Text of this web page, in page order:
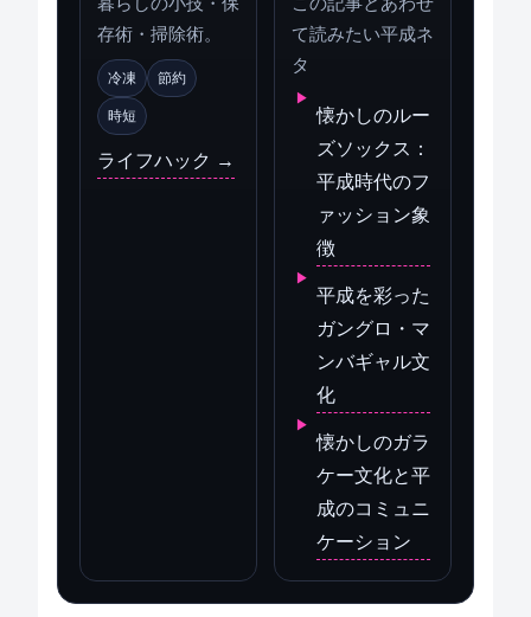
存術・掃除術。
冷凍 節約
時短
ライフハック →
て読みたい平成ネ
タ
懐かしのルー
ズソックス：
平成時代のフ
ァッション象
徴
平成を彩った
ガングロ・マ
ンバギャル文
化
懐かしのガラ
ケー文化と平
成のコミュニ
ケーション